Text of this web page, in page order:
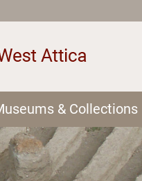
& Collections